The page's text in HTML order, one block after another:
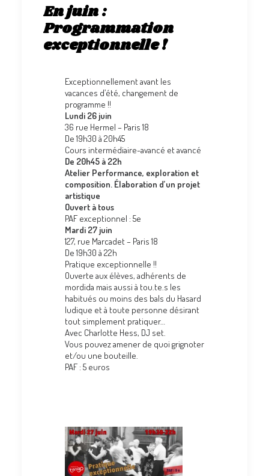
En juin :
Programmation
exceptionnelle !
Exceptionnellement avant les
vacances d’été, changement de
programme !!
Lundi 26 juin
36 rue Hermel – Paris 18
De 19h30 à 20h45
Cours intermédiaire-avancé et avancé
De 20h45 à 22h
Atelier Performance, exploration et
composition. Élaboration d’un projet
artistique
Ouvert à tous
PAF exceptionnel : 5e
Mardi 27 juin
127, rue Marcadet – Paris 18
De 19h30 à 22h
Pratique exceptionnelle !!
Ouverte aux élèves, adhérents de
mordida mais aussi à tou.te.s les
habitués ou moins des bals du Hasard
ludique et à toute personne désirant
tout simplement pratiquer…
Avec Charlotte Hess, DJ set.
Vous pouvez amener de quoi grignoter
et/ou une bouteille.
PAF : 5 euros